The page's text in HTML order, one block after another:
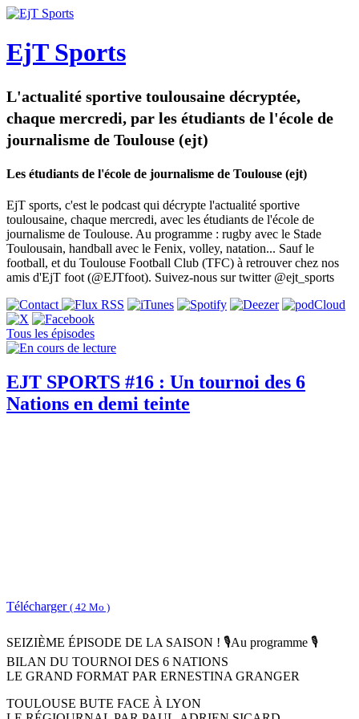
EjT Sports
L'actualité sportive toulousaine décryptée,
chaque mercredi, par les étudiants de l'école de
journalisme de Toulouse (ejt)
Les étudiants de l'école de journalisme de Toulouse (ejt)
EjT sports, c'est le podcast qui décrypte l'actualité sportive
toulousaine, chaque mercredi, avec les étudiants de l'école de
journalisme de Toulouse. Au programme : rugby avec le Stade
Toulousain, handball avec le Fenix, volley, natation... Sauf le
football, et du Toulouse Football Club (TFC) à retrouver chez nos
amis d'EjT foot (@EJTfoot). Suivez-nous sur twitter @ejt_sports
Tous les épisodes
EJT SPORTS #16 : Un tournoi des 6
Nations en demi teinte
Télécharger ( 42 Mo )
SEIZIÈME ÉPISODE DE LA SAISON ! 🎙️Au programme 🎙️
️BILAN DU TOURNOI DES 6 NATIONS
LE GRAND FORMAT PAR ERNESTINA GRANGER
TOULOUSE BUTE FACE À LYON